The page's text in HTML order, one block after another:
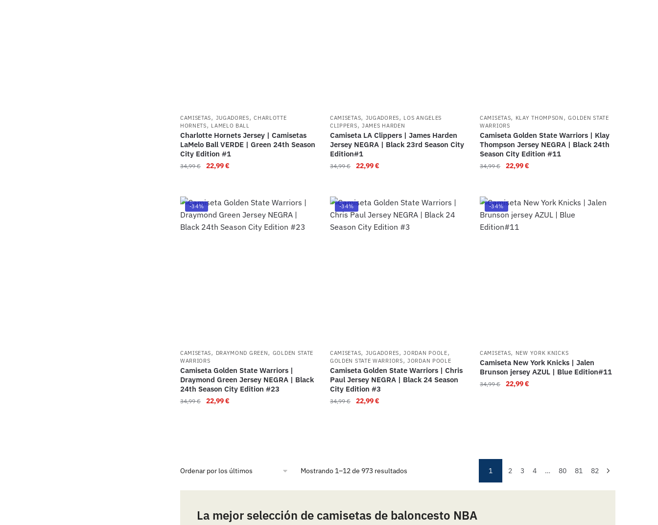
La mejor selección de camisetas de baloncesto NBA
CAMISETAS, JUGADORES,CHARLOTTE
HORNETS, LAMELO BALL
Charlotte Hornets Jersey | Camisetas
LaMelo Ball VERDE | Green 24th Season
City Edition #1
34,99€ 22,99€
CAMISETAS, JUGADORES, LOS ANGELES
CLIPPERS, JAMES HARDEN
Camiseta LA Clippers | James Harden
Jersey NEGRA | Black 23rd Season City
Edition#1
34,99€ 22,99€
CAMISETAS, KLAY THOMPSON ,GOLDEN STATE
WARRIORS
Camiseta Golden State Warriors | Klay
Thompson Jersey NEGRA | Black 24th
Season City Edition #11
34,99€ 22,99€
-34%
CAMISETAS, DRAYMOND GREEN, GOLDEN STATE
WARRIORS
Camiseta Golden State Warriors |
Draymond Green Jersey NEGRA | Black
24th Season City Edition #23
34,99€ 22,99€
-34%
CAMISETAS, JUGADORES,JORDAN POOLE,
GOLDEN STATE WARRIORS,JORDAN POOLE
Camiseta Golden State Warriors | Chris
Paul Jersey NEGRA | Black 24 Season
City Edition #3
34,99€ 22,99€
-34%
CAMISETAS, NEW YORK KNICKS
Camiseta New York Knicks | Jalen
Brunson jersey AZUL | Blue Edition#11
34,99€ 22,99€
Mostrando 1–12 de 973 resultados 1 2 3 4 … 80 81 82